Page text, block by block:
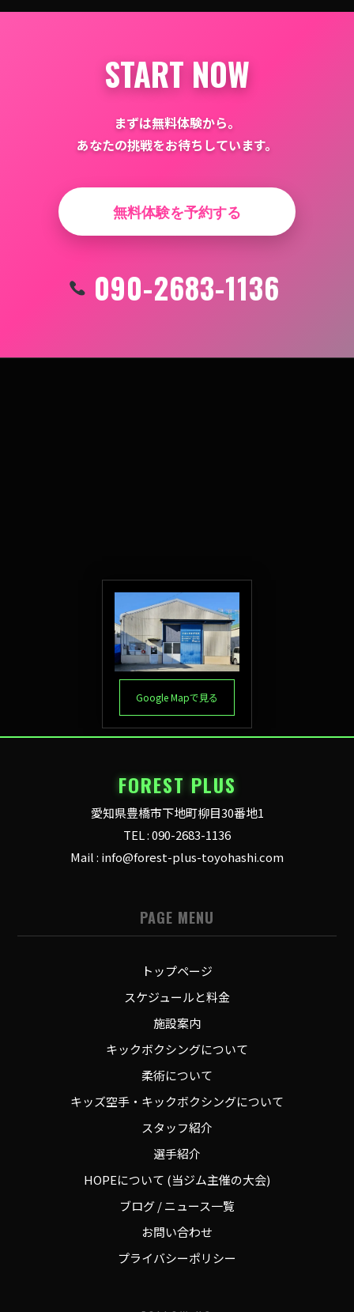
ョ
START NOW
まずは無料体験から。
あなたの挑戦をお待ちしています。
無料体験を予約する
090-2683-1136
Google Mapで見る
FOREST PLUS
愛知県豊橋市下地町柳目30番地1
TEL : 090-2683-1136
Mail : info@forest-plus-toyohashi.com
PAGE MENU
トップページ
スケジュールと料金
施設案内
キックボクシングについて
柔術について
キッズ空手・キックボクシングについて
スタッフ紹介
選手紹介
HOPEについて (当ジム主催の大会)
ブログ / ニュース一覧
お問い合わせ
プライバシーポリシー